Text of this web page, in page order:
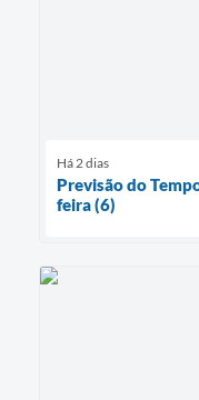
Há 2 dias
Previsão do
feira (6)